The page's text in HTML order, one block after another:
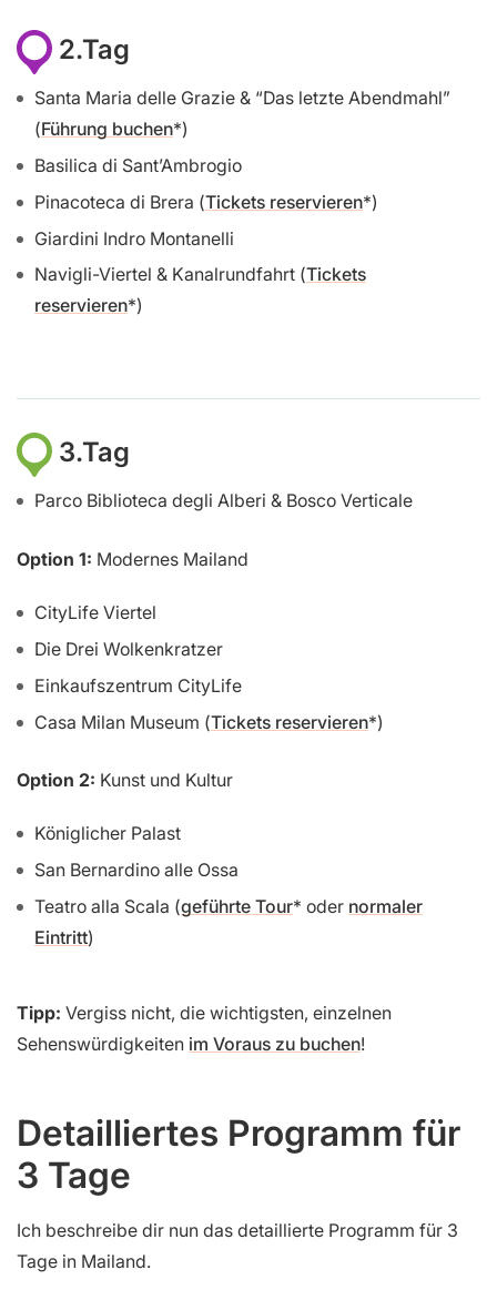
2.Tag
Santa Maria delle Grazie & “Das letzte Abendmahl”
(Führung buchen )
Basilica di Sant’Ambrogio
Pinacoteca di Brera (Tickets reservieren )
Giardini Indro Montanelli
Navigli-Viertel & Kanalrundfahrt (Tickets
reservieren )
3.Tag
Parco Biblioteca degli Alberi & Bosco Verticale
Option 1: Modernes Mailand
CityLife Viertel
Die Drei Wolkenkratzer
Einkaufszentrum CityLife
Casa Milan Museum (Tickets reservieren )
Option 2: Kunst und Kultur
Königlicher Palast
San Bernardino alle Ossa
Teatro alla Scala (geführte Tour oder normaler
Eintritt)
Tipp: Vergiss nicht, die wichtigsten, einzelnen
Sehenswürdigkeiten im Voraus zu buchen!
Detailliertes Programm für
3 Tage
Ich beschreibe dir nun das detaillierte Programm für 3
Tage in Mailand.